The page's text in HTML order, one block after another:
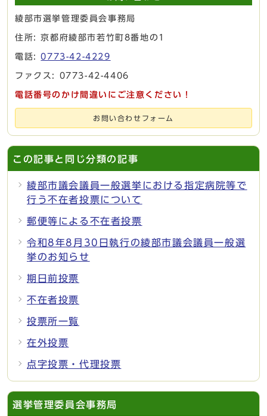
綾部市選挙管理委員会事務局
住所: 京都府綾部市若竹町8番地の1
電話:0773-42-4229
ファクス: 0773-42-4406
電話番号のかけ間違いにご注意ください！
お問い合わせフォーム
この記事と同じ分類の記事
綾部市議会議員一般選挙における指定病院等で
行う不在者投票について
郵便等による不在者投票
令和8年8月30日執行の綾部市議会議員一般選
挙のお知らせ
期日前投票
不在者投票
投票所一覧
在外投票
点字投票・代理投票
選挙管理委員会事務局